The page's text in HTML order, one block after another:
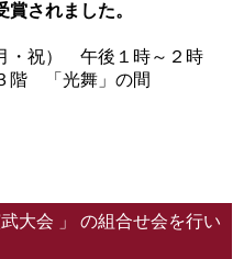
賞されました。
・祝） 午後１時～２時
階 「光舞」の間
大会 」 の組合せ会を行い